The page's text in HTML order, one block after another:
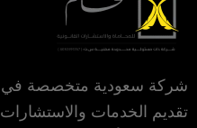
شركة سعودية متخصصة في
تقديم الخدمات والاستشارات